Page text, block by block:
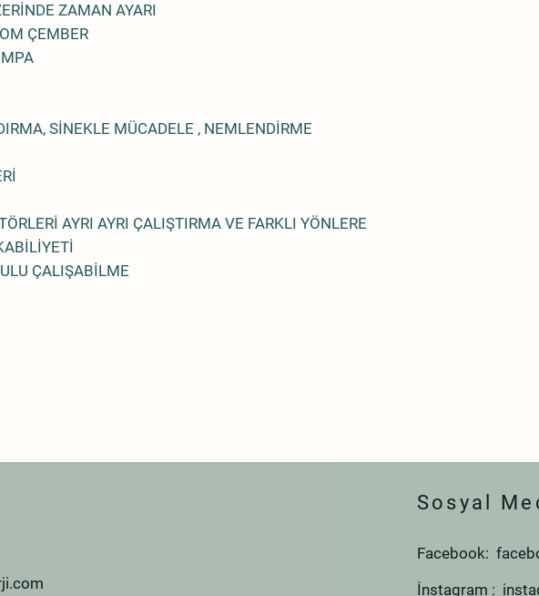
ZAMAN AYARI
ÇEMBER
SİNEKLE MÜCADELE , NEMLENDİRME
AYRI AYRI ÇALIŞTIRMA VE FARKLI YÖNLERE
ÇALIŞABİLME
Sosyal
Facebook:
İnstagram :